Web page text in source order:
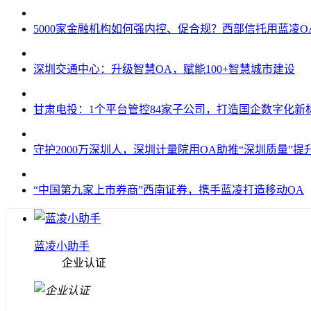
5000家金融机构如何强内控、促合规？西部信托用蓝凌
深圳交通中心：升级智慧OA，赋能100+智慧城市建设
甘肃电投：1个平台管控84家子公司，打造国企数字化新
守护2000万深圳人，深圳计量院用OA助推“深圳质量”提
“中国第九家上市券商”西南证券，携手蓝凌打造移动OA
蓝凌小助手
企业认证